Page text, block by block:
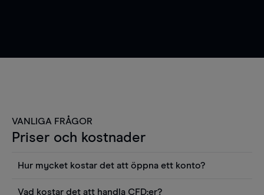
VANLIGA FRÅGOR
Priser och kostnader
Hur mycket kostar det att öppna ett konto?
Vad kostar det att handla CFD:er?